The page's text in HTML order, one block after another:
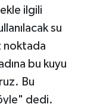
ilgili
su
noktada
bu kuyu
Bu
dedi.